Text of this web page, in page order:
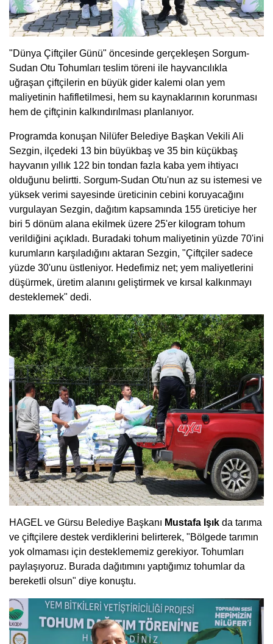
"Dünya Çiftçiler Günü" öncesinde gerçekleşen Sorgum-
Sudan Otu Tohumları teslim töreni ile hayvancılıkla
uğraşan çiftçilerin en büyük gider kalemi olan yem
maliyetinin hafifletilmesi, hem su kaynaklarının korunması
hem de çiftçinin kalkındırılması planlanıyor.
Programda konuşan Nilüfer Belediye Başkan Vekili Ali
Sezgin, ilçedeki 13 bin büyükbaş ve 35 bin küçükbaş
hayvanın yıllık 122 bin tondan fazla kaba yem ihtiyacı
olduğunu belirtti. Sorgum-Sudan Otu'nun az su istemesi ve
yüksek verimi sayesinde üreticinin cebini koruyacağını
vurgulayan Sezgin, dağıtım kapsamında 155 üreticiye her
biri 5 dönüm alana ekilmek üzere 25'er kilogram tohum
verildiğini açıkladı. Buradaki tohum maliyetinin yüzde 70'ini
kurumların karşıladığını aktaran Sezgin, "Çiftçiler sadece
yüzde 30'unu üstleniyor. Hedefimiz net; yem maliyetlerini
düşürmek, üretim alanını geliştirmek ve kırsal kalkınmayı
desteklemek" dedi.
HAGEL ve Gürsu Belediye Başkanı Mustafa Işık da tarıma
ve çiftçilere destek verdiklerini belirterek, "Bölgede tarımın
yok olmaması için desteklememiz gerekiyor. Tohumları
paylaşıyoruz. Burada dağıtımını yaptığımız tohumlar da
bereketli olsun" diye konuştu.